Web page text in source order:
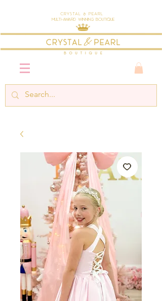
Crystal & Pearl
Multi-Award Winning Boutique